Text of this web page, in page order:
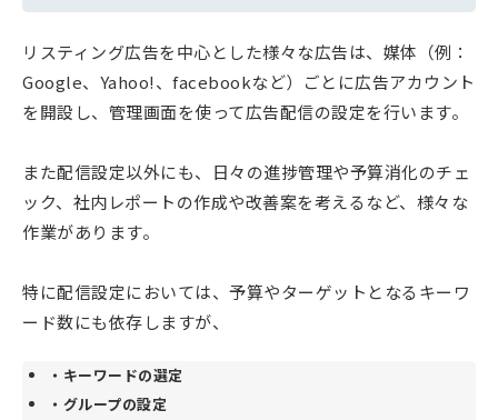
リスティング広告を中心とした様々な広告は、媒体（例：
Google、Yahoo!、facebookなど）ごとに広告アカウント
を開設し、管理画面を使って広告配信の設定を行います。
また配信設定以外にも、日々の進捗管理や予算消化のチェ
ック、社内レポートの作成や改善案を考えるなど、様々な
作業があります。
特に配信設定においては、予算やターゲットとなるキーワ
ード数にも依存しますが、
・キーワードの選定
・グループの設定